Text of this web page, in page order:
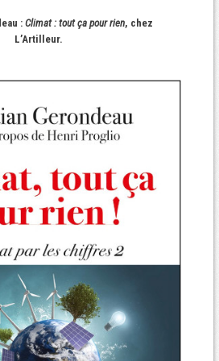
: Climat : tout ça pour rien, chez
L’Artilleur.